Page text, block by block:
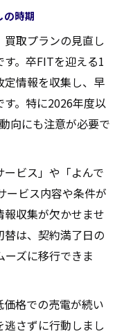
時期
取プランの見直し
。卒FITを迎える1
情報を収集し、早
。特に2026年度以
向にも注意が必要で
ビス」や「よんで
ービス内容や条件が
収集が欠かせませ
は、契約満了日の
ズに移行できま
格での売電が続い
さずに行動しまし